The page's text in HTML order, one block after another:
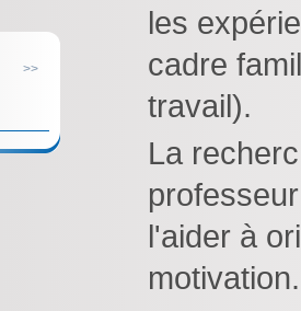
>>
les
cadre
travail).
La
l'aider à
motivation.